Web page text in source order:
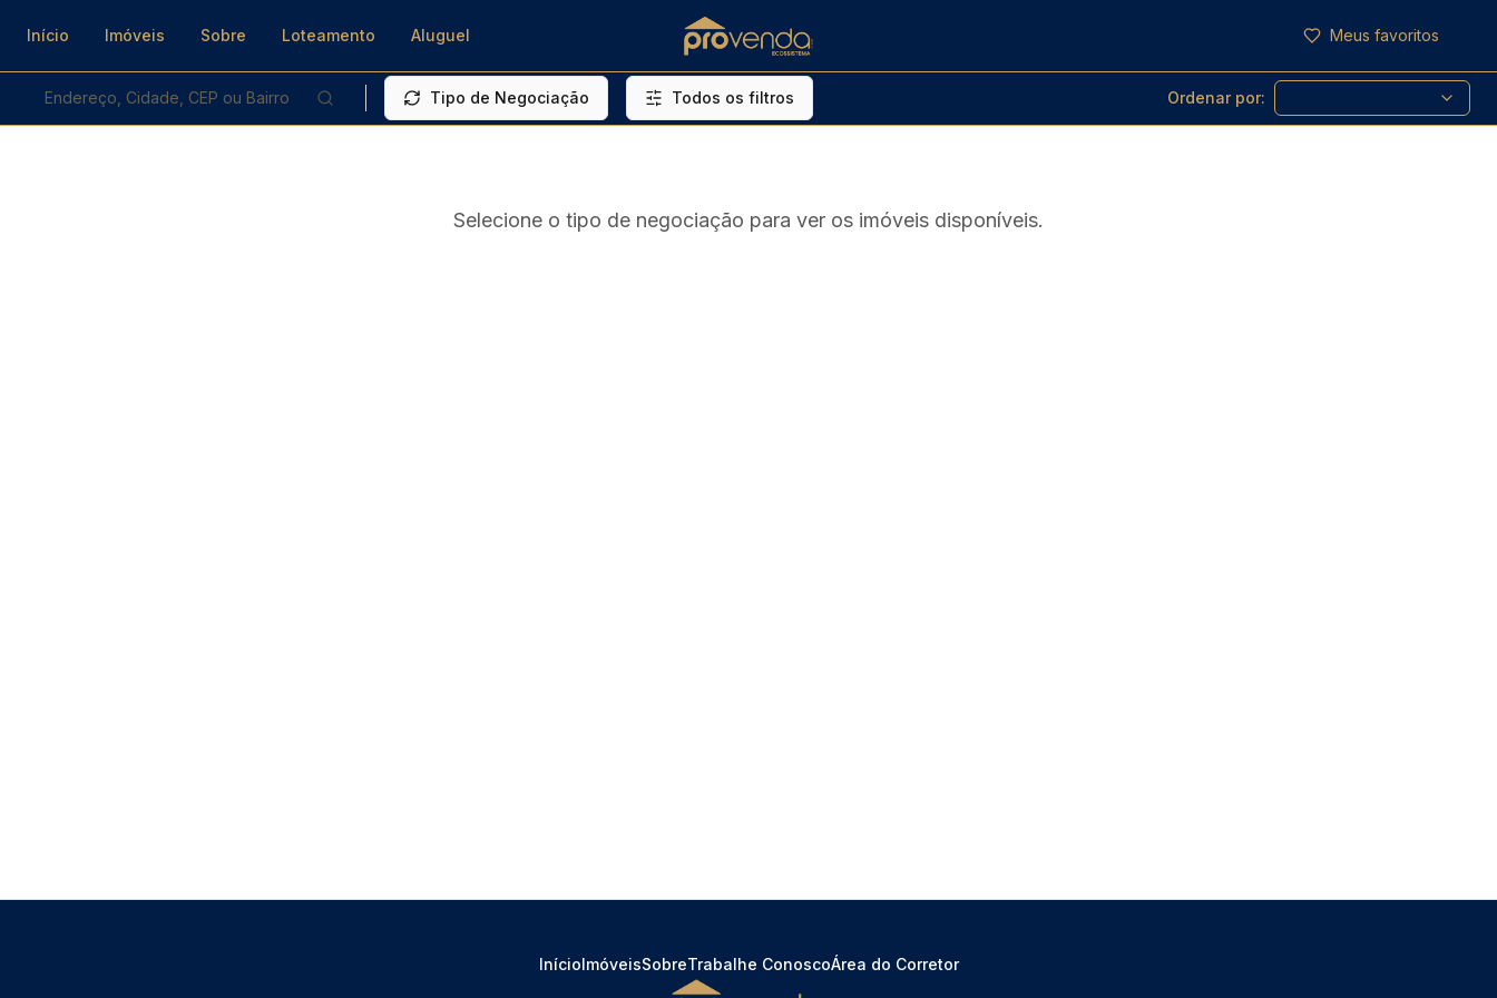
Início Imóveis Sobre Loteamento Aluguel Meus favoritos
Endereço, Cidade, CEP ou Bairro Tipo de Negociação Todos os filtros Ordenar por:
Selecione o tipo de negociação para ver os imóveis disponíveis.
InícioImóveisSobreTrabalhe ConoscoÁrea do Corretor